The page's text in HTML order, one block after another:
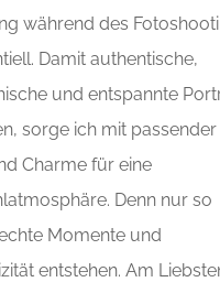
während des
Damit authentische,
und entspannte
sorge ich mit passender
Charme für eine
Denn nur so
Momente und
entstehen. Am